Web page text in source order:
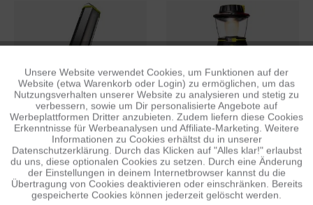
GOAL ZERO TORCH 500
39,95 €
UVP: 59,95 €1
GOAL ZERO LIGHTHOUSE
600
59,00 €
UVP: 74,95 €1
Funktionale Aktiv
Tracking Inaktiv
Personalisierung Inaktiv
Service Inaktiv
Unsere Website verwendet Cookies, um Funktionen auf der
Website (etwa Warenkorb oder Login) zu ermöglichen, um das
Nutzungsverhalten unserer Website zu analysieren und stetig zu
verbessern, sowie um Dir personalisierte Angebote auf
Werbeplattformen Dritter anzubieten. Zudem liefern diese Cookies
Erkenntnisse für Werbeanalysen und Affiliate-Marketing. Weitere
Informationen zu Cookies erhältst du in unserer
Datenschutzerklärung. Durch das Klicken auf "Alles klar!" erlaubst
du uns, diese optionalen Cookies zu setzen. Durch eine Änderung
der Einstellungen in deinem Internetbrowser kannst du die
Übertragung von Cookies deaktivieren oder einschränken. Bereits
gespeicherte Cookies können jederzeit gelöscht werden.